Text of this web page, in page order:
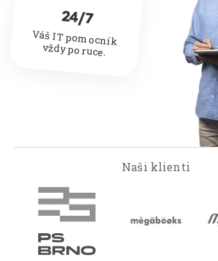
24/7
Váš IT pomocník
vždy po ruce.
Naši klienti